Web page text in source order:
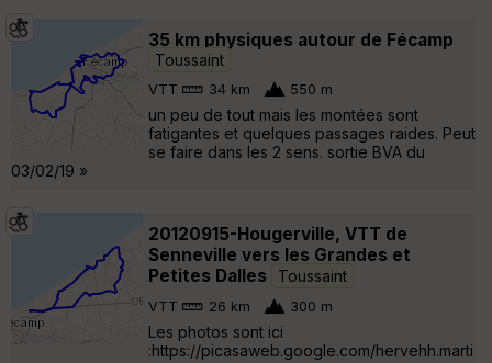
35 km physiques autour de Fécamp
Toussaint
VTT 34 km 550 m
un peu de tout mais les montées sont
fatigantes et quelques passages raides. Peut
se faire dans les 2 sens. sortie BVA du
03/02/19 »
20120915-Hougerville, VTT de
Senneville vers les Grandes et
Petites Dalles
Toussaint
VTT 26 km 300 m
Les photos sont ici
:https://picasaweb.google.com/hervehh.marti